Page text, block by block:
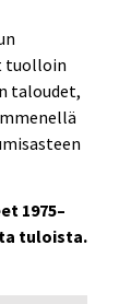
tuolloin
taloudet,
1975–
tuloista.